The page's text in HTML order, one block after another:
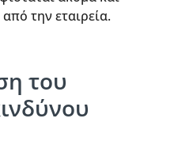
την εταιρεία.
του